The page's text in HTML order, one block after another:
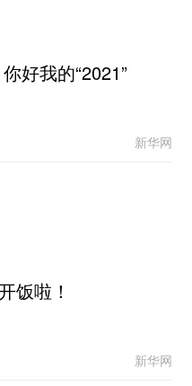
好我的“2021”
新华网
饭啦！
新华网